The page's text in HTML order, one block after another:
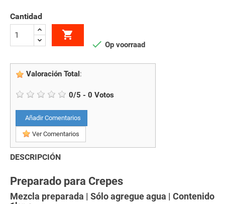
Cantidad

 Op voorraad
Valoración Total:
0/5 - 0 Votos
Añadir Comentarios
Ver Comentarios
DESCRIPCIÓN
Preparado para Crepes
Mezcla preparada | Sólo agregue agua | Contenido